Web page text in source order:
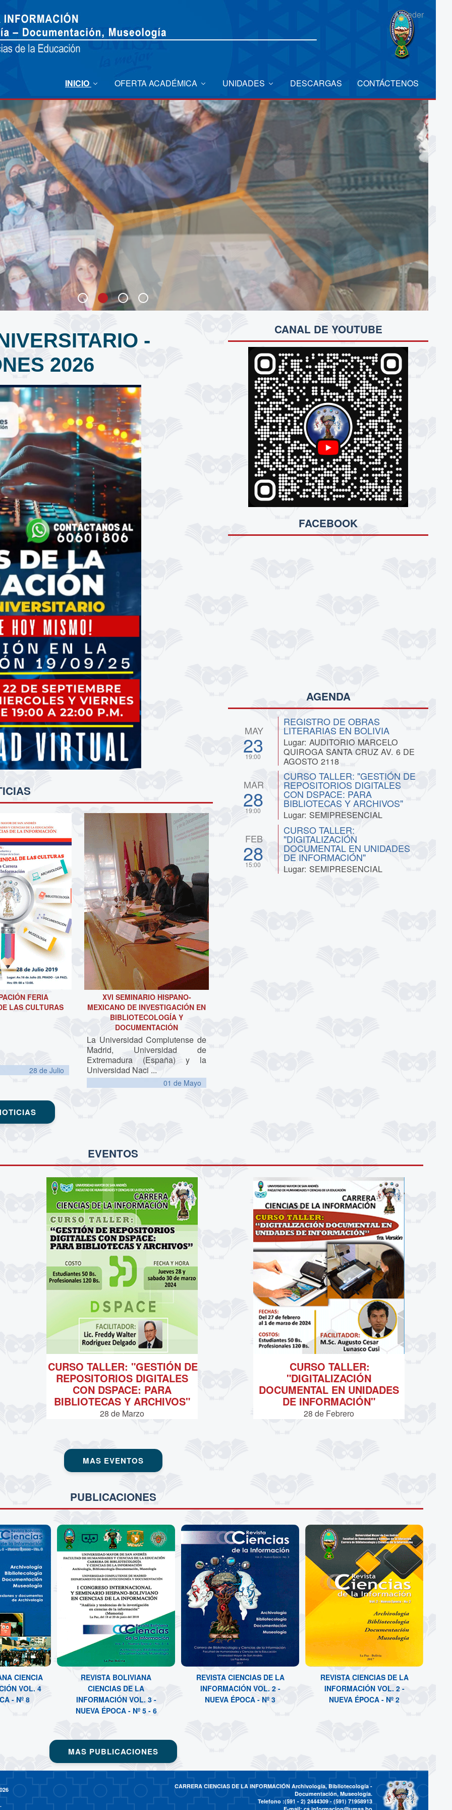
Acceder
INICIO OFERTA ACADÉMICA UNIDADES DESCARGAS CONTÁCTENOS
-
2026
FERIA
LAS CULTURAS
28 deJulio
XVI SEMINARIO HISPANO-
MEXICANO DE INVESTIGACIÓN EN
BIBLIOTECOLOGÍA Y
DOCUMENTACIÓN
La Universidad Complutense de
Madrid, Universidad de
Extremadura (España) y la
Universidad Naci ...
01 de Mayo
CANAL DE YOUTUBE
FACEBOOK
AGENDA
MAY
23
19:00
REGISTRO DE OBRAS
LITERARIAS EN BOLIVIA
Lugar: AUDITORIO MARCELO
QUIROGA SANTA CRUZ AV. 6 DE
AGOSTO 2118
MAR
28
19:00
CURSO TALLER: "GESTIÓN DE
REPOSITORIOS DIGITALES
CON DSPACE: PARA
BIBLIOTECAS Y ARCHIVOS"
Lugar: SEMIPRESENCIAL
FEB
28
15:00
CURSO TALLER:
"DIGITALIZACIÓN
DOCUMENTAL EN UNIDADES
DE INFORMACIÓN"
Lugar: SEMIPRESENCIAL
EVENTOS
CURSO TALLER: "GESTIÓN DE
REPOSITORIOS DIGITALES
CON DSPACE: PARA
BIBLIOTECAS Y ARCHIVOS"
28 de Marzo
CURSO TALLER:
"DIGITALIZACIÓN
DOCUMENTAL EN UNIDADES
DE INFORMACIÓN"
28 de Febrero
MAS EVENTOS
PUBLICACIONES
CIENCIA
VOL. 4
- Nº 8
REVISTA BOLIVIANA
CIENCIAS DE LA
INFORMACIÓN VOL. 3 -
NUEVA ÉPOCA - Nº 5 - 6
REVISTA CIENCIAS DE LA
INFORMACIÓN VOL. 2 -
NUEVA ÉPOCA - Nº 3
REVISTA CIENCIAS DE LA
INFORMACIÓN VOL. 2 -
NUEVA ÉPOCA - Nº 2
MAS PUBLICACIONES
CARRERA CIENCIAS DE LA INFORMACIÓN Archivología, Bibliotecología -
Documentación, Museología.
Telefono :(591 - 2) 2444309 - (591) 71958913